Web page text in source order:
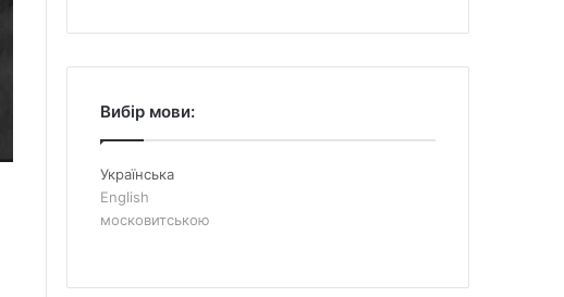
Вибір мови:
Українська
English
московитською